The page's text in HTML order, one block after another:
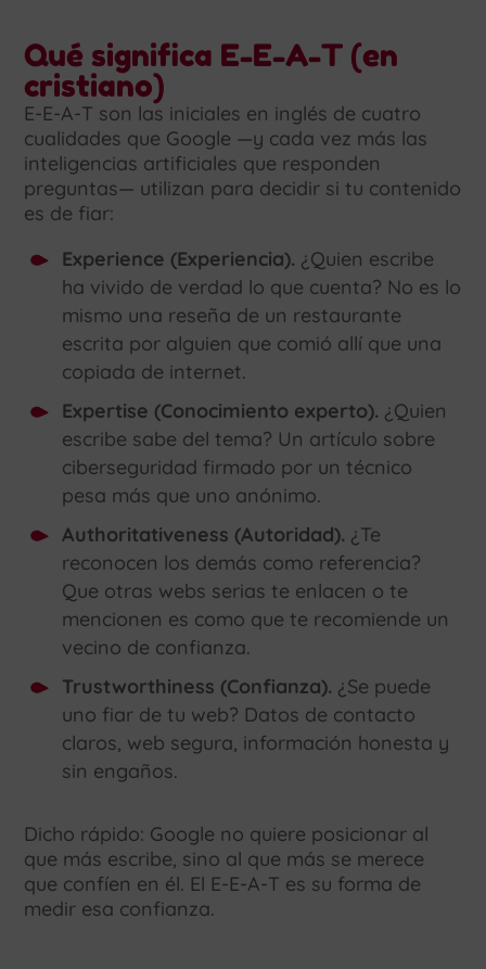
Qué significa E-E-A-T (en
cristiano)
E-E-A-T son las iniciales en inglés de cuatro
cualidades que Google —y cada vez más las
inteligencias artificiales que responden
preguntas— utilizan para decidir si tu contenido
es de fiar:
Experience (Experiencia). ¿Quien escribe
ha vivido de verdad lo que cuenta? No es lo
mismo una reseña de un restaurante
escrita por alguien que comió allí que una
copiada de internet.
Expertise (Conocimiento experto). ¿Quien
escribe sabe del tema? Un artículo sobre
ciberseguridad firmado por un técnico
pesa más que uno anónimo.
Authoritativeness (Autoridad). ¿Te
reconocen los demás como referencia?
Que otras webs serias te enlacen o te
mencionen es como que te recomiende un
vecino de confianza.
Trustworthiness (Confianza). ¿Se puede
uno fiar de tu web? Datos de contacto
claros, web segura, información honesta y
sin engaños.
Dicho rápido: Google no quiere posicionar al
que más escribe, sino al que más se merece
que confíen en él. El E-E-A-T es su forma de
medir esa confianza.